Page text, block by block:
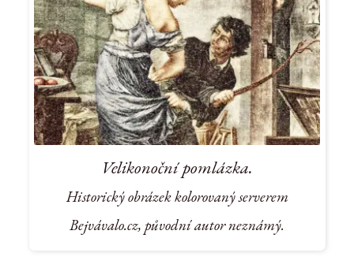
Velikonoční pomlázka.
Historický obrázek kolorovaný serverem
Bejvávalo.cz, původní autor neznámý.